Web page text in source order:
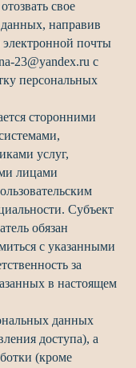
свое
направив
почты
23@yandex.ru с
персональных
сторонними
услуг,
лицами
Субъект
обязан
с указанными
за
в настоящем
данных
доступа), а
(кроме